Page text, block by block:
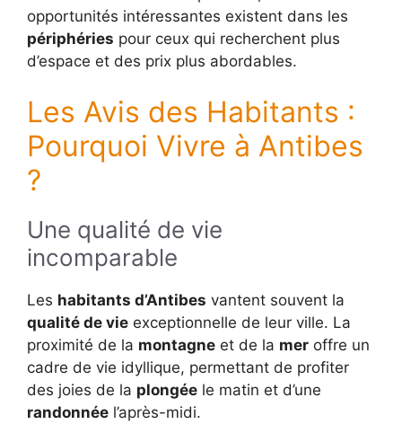
opportunités intéressantes existent dans les
périphéries pour ceux qui recherchent plus
d’espace et des prix plus abordables.
Les Avis des Habitants :
Pourquoi Vivre à Antibes
?
Une qualité de vie
incomparable
Les habitants d’Antibes vantent souvent la
qualité de vie exceptionnelle de leur ville. La
proximité de la montagne et de la mer offre un
cadre de vie idyllique, permettant de profiter
des joies de la plongée le matin et d’une
randonnée l’après-midi.